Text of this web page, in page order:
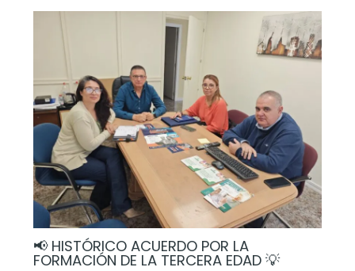
📢 HISTÓRICO ACUERDO POR LA
FORMACIÓN DE LA TERCERA EDAD 💡